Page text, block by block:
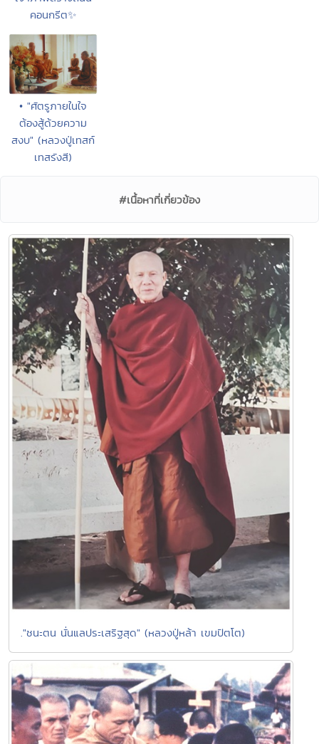
คอนกรีต✨
• "ศัตรูภายในใจ
ต้องสู้ด้วยความ
สงบ" (หลวงปู่เทสก์
เทสรังสี)
#เนื้อหาที่เกี่ยวข้อง
."ชนะตน นั่นแลประเสริฐสุด" (หลวงปู่หล้า เขมปัตโต)